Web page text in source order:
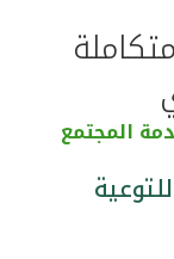
المجتمع